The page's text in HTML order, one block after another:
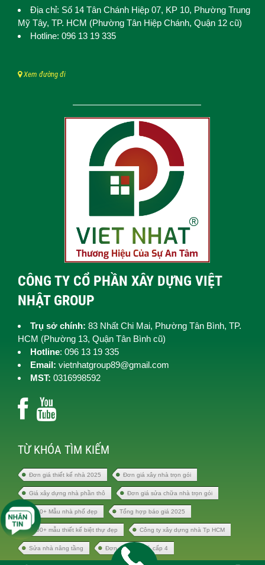
Địa chỉ: Số 14 Tân Chánh Hiệp 07, KP 10, Phường Trung
Mỹ Tây, TP. HCM (Phường Tân Hiệp Chánh, Quận 12 cũ)
Hotline: 096 13 19 335
Xem đường đi
CÔNG TY CỔ PHẦN XÂY DỰNG VIỆT
NHẬT GROUP
Trụ sở chính: 83 Nhất Chi Mai, Phường Tân Bình, TP.
HCM (Phường 13, Quận Tân Bình cũ)
Hotline: 096 13 19 335
Email: vietnhatgroup89@gmail.com
MST: 0316998592
TỪ KHÓA TÌM KIẾM
Đơn giá thiết kế nhà 2025 Đơn giá xây nhà trọn gói
Giá xây dựng nhà phần thô Đơn giá sửa chữa nhà trọn gói
1000+ Mẫu nhà phố đẹp Tổng hợp báo giá 2025
1000+ mẫu thiết kế biệt thự đẹp Công ty xây dựng nhà Tp HCM
Sửa nhà nâng tầng Đơn giá xây nhà cấp 4